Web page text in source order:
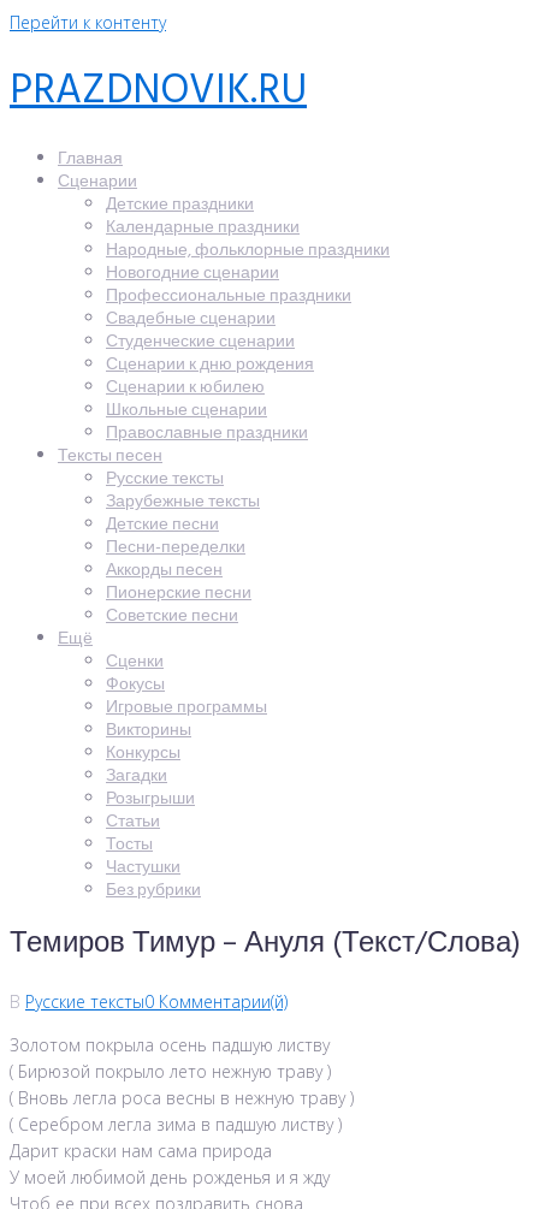
Перейти к контенту
PRAZDNOVIK.RU
Главная
Сценарии
Детские праздники
Календарные праздники
Народные, фольклорные праздники
Новогодние сценарии
Профессиональные праздники
Свадебные сценарии
Студенческие сценарии
Сценарии к дню рождения
Сценарии к юбилею
Школьные сценарии
Православные праздники
Тексты песен
Русские тексты
Зарубежные тексты
Детские песни
Песни-переделки
Аккорды песен
Пионерские песни
Советские песни
Ещё
Сценки
Фокусы
Игровые программы
Викторины
Конкурсы
Загадки
Розыгрыши
Статьи
Тосты
Частушки
Без рубрики
Темиров Тимур – Ануля (Текст/Слова)
В Русские тексты0 Комментарии(й)
Золотом покрыла осень падшую листву
( Бирюзой покрыло лето нежную траву )
( Вновь легла роса весны в нежную траву )
( Серебром легла зима в падшую листву )
Дарит краски нам сама природа
У моей любимой день рожденья и я жду
Чтоб ее при всех поздравить снова